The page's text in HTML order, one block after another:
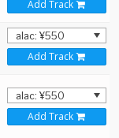
Add Track
Add Track
Add Track